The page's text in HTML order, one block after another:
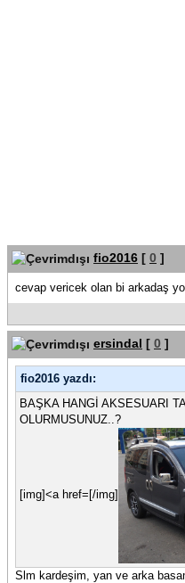
fio2016 [ 0 ]
cevap vericek olan bi arkadaş
ersindal [ 0 ]
fio2016 yazdı:
BAŞKA HANGİ AKSESUARI
OLURMUSUNUZ..?
[img]<a href=[/img]
Slm kardeşim, yan ve arka